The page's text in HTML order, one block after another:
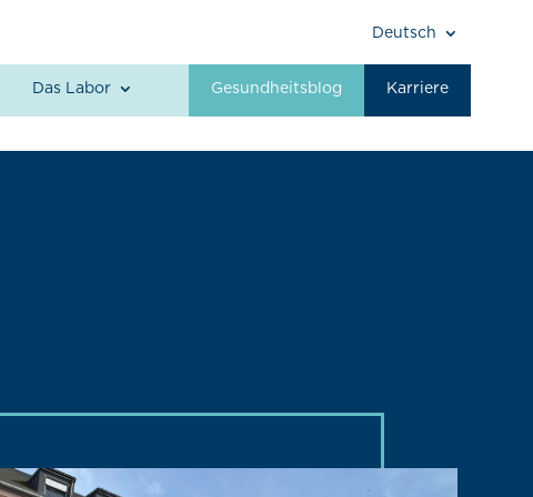
Deutsch
Das Labor Gesundheitsblog Karriere